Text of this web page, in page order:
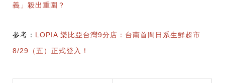
義」殺出重圍？
参考： LOPIA 樂比亞台灣9分店：台南首間日系生鮮超市
8/29（五）正式登入！